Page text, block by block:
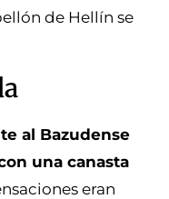
de Hellín se
al Bazudense
una canasta
eran